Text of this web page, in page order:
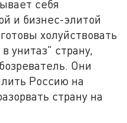
себя
и бизнес-элитой
холуйствовать
унитаз" страну,
Они
Россию на
страну на